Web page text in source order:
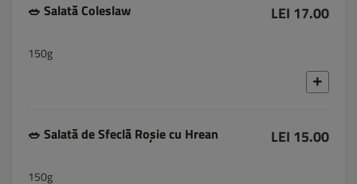
🥗 Salată Coleslaw LEI 17.00
150g
🥗 Salată de Sfeclă Roșie cu Hrean LEI 15.00
150g